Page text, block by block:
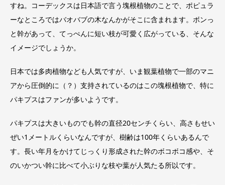
すね。コーデックスは日本語で言う塊根植物のことで、ポピュラ
ーなところではバオバブの木なんかがそこに含まれます。ボンっ
と幹があって、てっぺんに短い枝が可愛く広がっている、そんな
イメージでしょうか。
日本では多肉植物なども人気ですが、いま観葉植物で一部のマニ
アから圧倒的に（？）支持されているのはこの塊根植物で、特に
パキプスはファンが多いようです。
パキプスは大きいものでも幹の直径20センチくらい、高さもせい
ぜい1メートルくらいなんですが、樹齢は100年くらいあるんで
す。 長い年月をかけてじっくり形成された幹のボコボコ感や、そ
のいかつい幹に比べて小ぶりな枝や葉が人気たる所以です。